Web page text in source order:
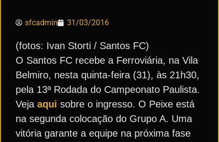
sfcadmin 31/03/2016
(fotos: Ivan Storti / Santos FC)
O Santos FC recebe a Ferroviária, na Vila
Belmiro, nesta quinta-feira (31), às 21h30,
pela 13ª Rodada do Campeonato Paulista.
Veja aqui sobre o ingresso. O Peixe está
na segunda colocação do Grupo A. Uma
vitória garante a equipe na próxima fase